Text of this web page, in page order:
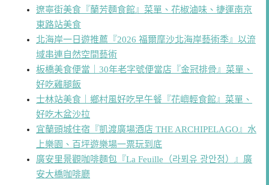
遼寧街美食『蘭芳麵食館』菜單、花椒滷味、捷運南京
東路站美食
北海岸一日遊推薦『2026 福爾摩沙北海岸藝術季』以流
域串連自然空間藝術
板橋美食便當｜30年老字號便當店『金冠排骨』菜單、
好吃雞腿飯
士林站美食｜鄉村風好吃早午餐『花嶼輕食館』菜單、
好吃木盆沙拉
宜蘭頭城住宿『凱渡廣場酒店 THE ARCHIPELAGO』水
上樂園、百坪遊樂場一票玩到底
廣安里景觀咖啡麵包『La Feuille（라푀유 광안점）』廣
安大橋咖啡廳